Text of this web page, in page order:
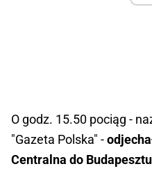
O godz. 15.50 pociąg -
"Gazeta Polska" -
Centralna do Budapesztu